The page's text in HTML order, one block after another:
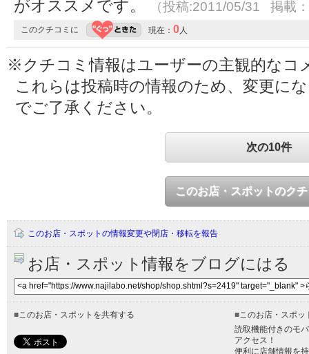
がオススメです。 （投稿:2011/05/31 掲載
このクチコミに 現在： 0 人
※クチコミ情報はユーザーの主観的なコ
これらは投稿時の情報のため、変更に
でご了承ください。
次の10件
このお店・スポットのク
このお店・スポットの情報変更や閉店・移転を報告
お店・スポット情報をブログにはる
■ このお店・スポットを共有する ■ このお店・スポ
読取機能付きのモ
アクセス！
便利に店舗情報を